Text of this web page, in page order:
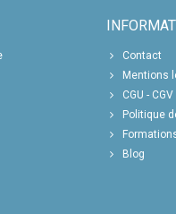
Contact
Mentions
CGU - CGV
Politique
Blog